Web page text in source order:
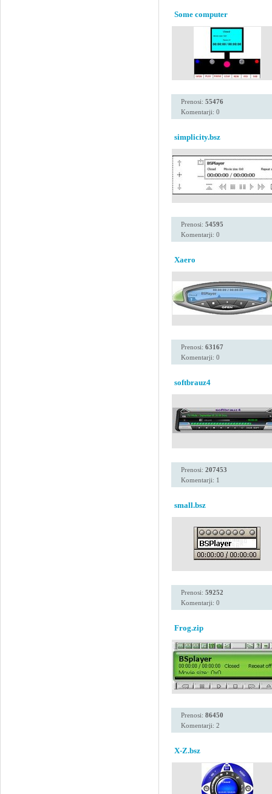
Some computer
Prenosi: 55476
Komentarji: 0
simplicity.bsz
Prenosi: 54595
Komentarji: 0
Xaero
Prenosi: 63167
Komentarji: 0
softbrauz4
Prenosi: 207453
Komentarji: 1
small.bsz
Prenosi: 59252
Komentarji: 0
Frog.zip
Prenosi: 86450
Komentarji: 2
X-Z.bsz